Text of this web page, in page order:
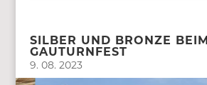
SILBER UND BRONZE BEIM
GAUTURNFEST
9. 08. 2023